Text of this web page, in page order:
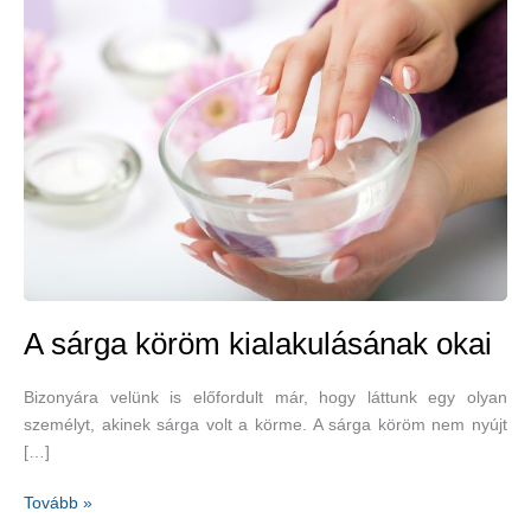
A sárga köröm kialakulásának okai
Bizonyára velünk is előfordult már, hogy láttunk egy olyan
személyt, akinek sárga volt a körme. A sárga köröm nem nyújt
[…]
A
Tovább »